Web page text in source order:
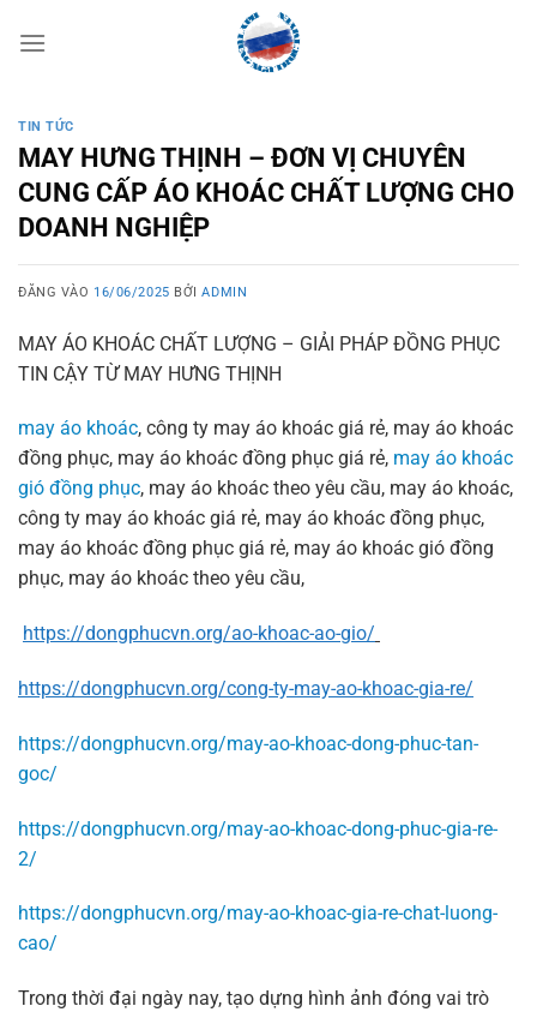
qua
TIN TỨC
MAY HƯNG THỊNH – ĐƠN VỊ CHUYÊN
CUNG CẤP ÁO KHOÁC CHẤT LƯỢNG CHO
DOANH NGHIỆP
ĐĂNG VÀO 16/06/2025 BỞIADMIN
MAY ÁO KHOÁC CHẤT LƯỢNG – GIẢI PHÁP ĐỒNG PHỤC
TIN CẬY TỪ MAY HƯNG THỊNH
may áo khoác, công ty may áo khoác giá rẻ, may áo khoác
đồng phục, may áo khoác đồng phục giá rẻ, may áo khoác
gió đồng phục, may áo khoác theo yêu cầu, may áo khoác,
công ty may áo khoác giá rẻ, may áo khoác đồng phục,
may áo khoác đồng phục giá rẻ, may áo khoác gió đồng
phục, may áo khoác theo yêu cầu,
https://dongphucvn.org/ao-khoac-ao-gio/
https://dongphucvn.org/cong-ty-may-ao-khoac-gia-re/
https://dongphucvn.org/may-ao-khoac-dong-phuc-tan-
goc/
https://dongphucvn.org/may-ao-khoac-dong-phuc-gia-re-
2/
https://dongphucvn.org/may-ao-khoac-gia-re-chat-luong-
cao/
Trong thời đại ngày nay, tạo dựng hình ảnh đóng vai trò